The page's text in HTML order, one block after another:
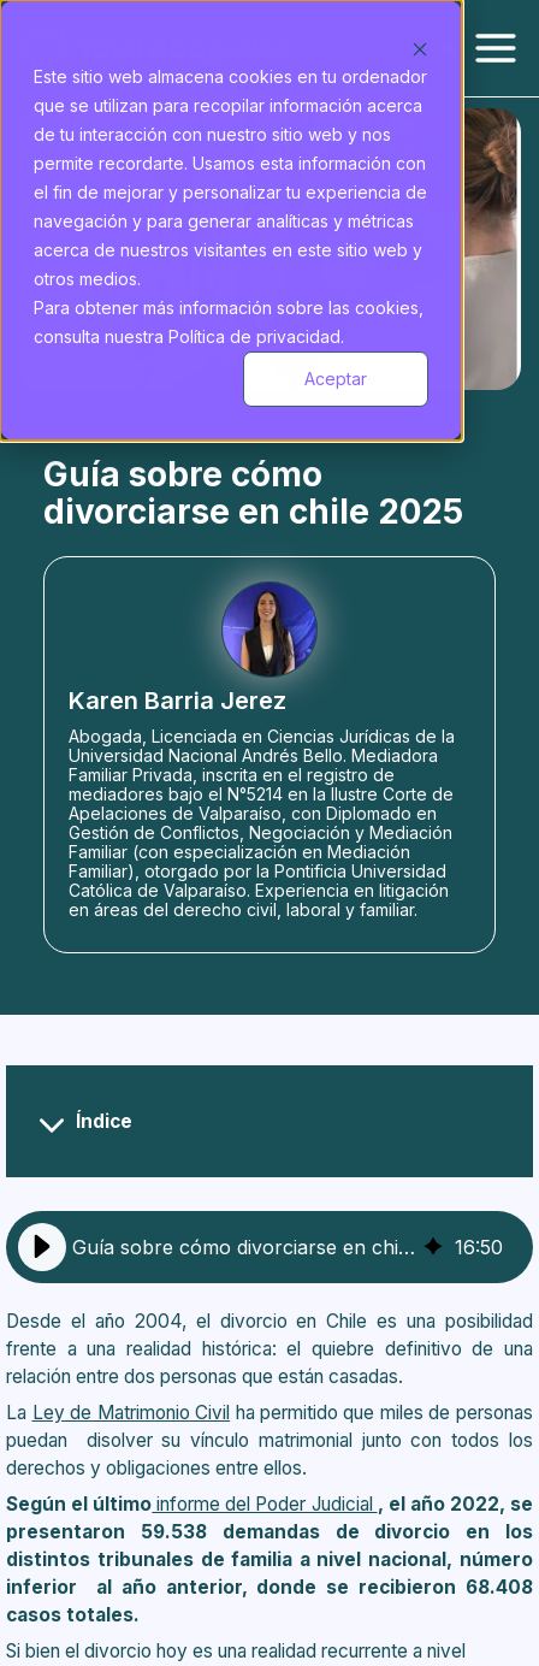
Este sitio web almacena cookies en tu ordenador
que se utilizan para recopilar información acerca
de tu interacción con nuestro sitio web y nos
permite recordarte. Usamos esta información con
el fin de mejorar y personalizar tu experiencia de
navegación y para generar analíticas y métricas
acerca de nuestros visitantes en este sitio web y
otros medios.
Para obtener más información sobre las cookies,
consulta nuestra Política de privacidad.
Aceptar
Guía sobre cómo
divorciarse en chile 2025
Karen Barria Jerez
Abogada, Licenciada en Ciencias Jurídicas de la
Universidad Nacional Andrés Bello. Mediadora
Familiar Privada, inscrita en el registro de
mediadores bajo el N°5214 en la Ilustre Corte de
Apelaciones de Valparaíso, con Diplomado en
Gestión de Conflictos, Negociación y Mediación
Familiar (con especialización en Mediación
Familiar), otorgado por la Pontificia Universidad
Católica de Valparaíso. Experiencia en litigación
en áreas del derecho civil, laboral y familiar.
Índice
¿Cómo se reparten los bienes en el divorcio?
¿Cuáles son los requisitos para divorciarse en
Chile?
¿Cómo es el proceso de divorcio en Chile?
¿Qué es el acuerdo completo y suficiente?
¿Qué es el cese de convivencia?
¿Qué es la compensación económica en el
¿Cuáles son los efectos más importantes de la
sentencia de divorcio?
¿Es necesario contar con el servicio de un
abogado de divorcio?
Aspectos importantes a considerar durante el
proceso divorcio
Guía sobre cómo divorciarse en chile 2025 16:50
Desde el año 2004, el divorcio en Chile es una posibilidad
frente a una realidad histórica: el quiebre definitivo de una
relación entre dos personas que están casadas.
La Ley de Matrimonio Civil ha permitido que miles de personas
puedan disolver su vínculo matrimonial junto con todos los
derechos y obligaciones entre ellos.
Según el último informe del Poder Judicial , el año 2022, se
presentaron 59.538 demandas de divorcio en los
distintos tribunales de familia a nivel nacional, número
inferior al año anterior, donde se recibieron 68.408
casos totales.
Si bien el divorcio hoy es una realidad recurrente a nivel